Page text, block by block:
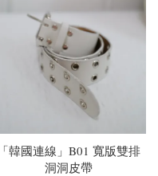
「韓國連線」B01 寬版雙排
洞洞皮帶